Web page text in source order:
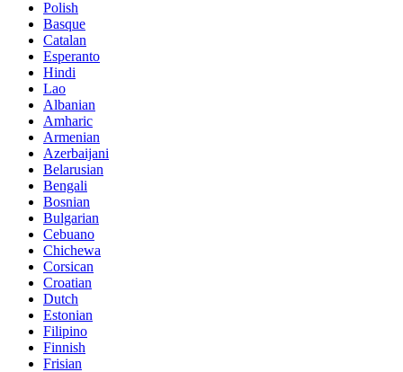
Polish
Basque
Catalan
Esperanto
Hindi
Lao
Albanian
Amharic
Armenian
Azerbaijani
Belarusian
Bengali
Bosnian
Bulgarian
Cebuano
Chichewa
Corsican
Croatian
Dutch
Estonian
Filipino
Finnish
Frisian